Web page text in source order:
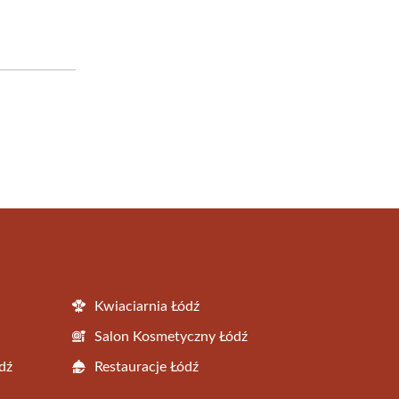
Kwiaciarnia Łódź
Salon Kosmetyczny Łódź
Restauracje Łódź